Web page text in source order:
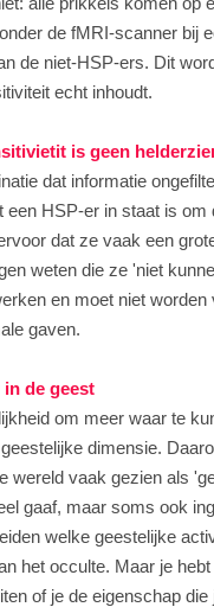
de fMRI-scanner bij
de niet-HSP-ers. Dit
echt inhoudt.
is geen
dat informatie
een HSP-er in staat is
dat ze vaak een
weten die ze 'niet
en moet niet
gaven.
de geest
om meer waar te
dimensie.
wereld vaak gezien als
gaaf, maar soms ook
welke geestelijke
het occulte. Maar je
of je de eigenschap